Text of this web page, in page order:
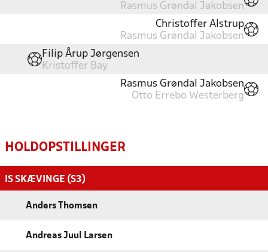
Rasmus Grøndal Jakobsen
Christoffer Alstrup
Rasmus Grøndal Jakobsen
Filip Årup Jørgensen
Kristoffer Bay
Rasmus Grøndal Jakobsen
Otto Errebo Westerberg
HOLDOPSTILLINGER
IS SKÆVINGE (S3)
Anders Thomsen
Andreas Juul Larsen